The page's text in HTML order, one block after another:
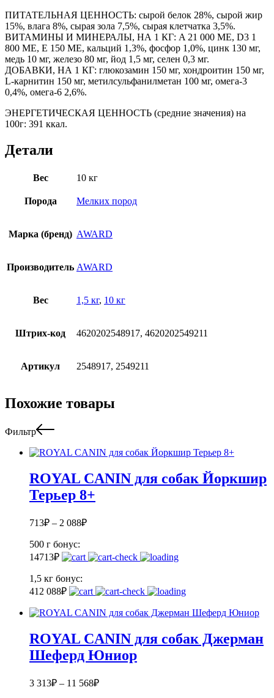
ПИТАТЕЛЬНАЯ ЦЕННОСТЬ: сырой белок 28%, сырой жир
15%, влага 8%, сырая зола 7,5%, сырая клетчатка 3,5%.
ВИТАМИНЫ И МИНЕРАЛЫ, НА 1 КГ: A 21 000 ME, D3 1
800 ME, E 150 МЕ, кальций 1,3%, фосфор 1,0%, цинк 130 мг,
медь 10 мг, железо 80 мг, йод 1,5 мг, селен 0,3 мг.
ДОБАВКИ, НА 1 КГ: глюкозамин 150 мг, хондроитин 150 мг,
L-карнитин 150 мг, метилсульфанилметан 100 мг, омега-3
0,4%, омега-6 2,6%.
ЭНЕРГЕТИЧЕСКАЯ ЦЕННОСТЬ (средние значения) на
100г: 391 ккал.
Детали
Вес 10 кг
Порода Мелких пород
Марка (бренд) AWARD
Производитель AWARD
Вес 1,5 кг, 10 кг
Штрих-код 4620202548917, 4620202549211
Артикул 2548917, 2549211
Похожие товары
Фильтр
ROYAL CANIN для собак Йоркшир
Терьер 8+
713₽ – 2 088₽
500 г бонус:
14713₽
1,5 кг бонус:
41 2 088₽
ROYAL CANIN для собак Джерман
Шеферд Юниор
3 313₽ – 11 568₽